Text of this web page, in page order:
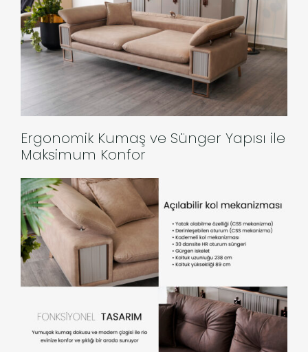
Ergonomik Kumaş ve Sünger Yapısı ile
Maksimum Konfor